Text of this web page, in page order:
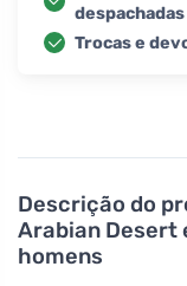
Descrição do
Arabian Desert
homens
Trocas e